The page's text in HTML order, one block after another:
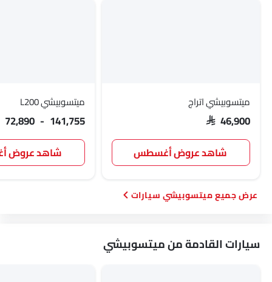
ميتسوبيشي اتراج
SAR 46,900
شاهد عروض أغسطس
ميتسوبيشي L200
72,890 - 141,755
شاهد عروض
ميتسوبيشي سيارات
سيارات القادمة من ميتسوبيشي